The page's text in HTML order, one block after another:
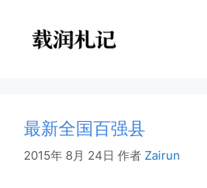
最新全国百强县
2015年 8月 24日 作者 Zairun